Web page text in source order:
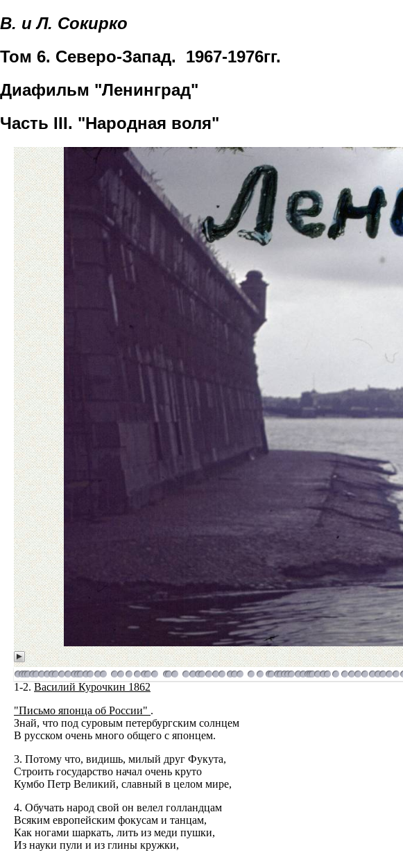
В. и Л. Сокирко
Том 6. Северо-Запад. 1967-1976гг.
Диафильм "Ленинград"
Часть III. "Народная воля"
1-2. Василий Курочкин 1862
"Письмо японца об России" .
Знай, что под суровым петербургским солнцем
В русском очень много общего с японцем.
3. Потому что, видишь, милый друг Фукута,
Строить государство начал очень круто
Кумбо Петр Великий, славный в целом мире,
4. Обучать народ свой он велел голландцам
Всяким европейским фокусам и танцам,
Как ногами шаркать, лить из меди пушки,
Из науки пули и из глины кружки,